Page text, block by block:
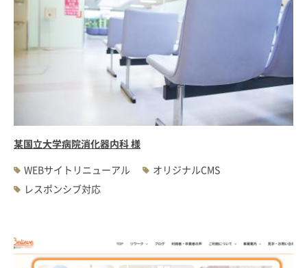
某国立大学病院消化器内科 様
WEBサイトリニューアル
オリジナルCMS
レスポンシブ対応